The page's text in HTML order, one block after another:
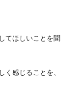
てほしいことを聞
く感じることを、